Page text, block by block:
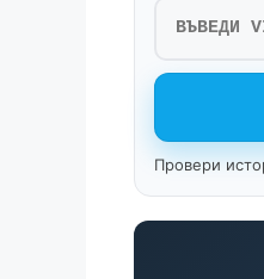
Провери